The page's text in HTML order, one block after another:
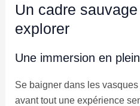
Un cadre
explorer
Une immersion en
Se baigner dans les
avant tout une expérience